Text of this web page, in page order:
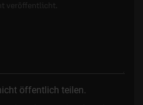
veröffentlicht.
öffentlich teilen.